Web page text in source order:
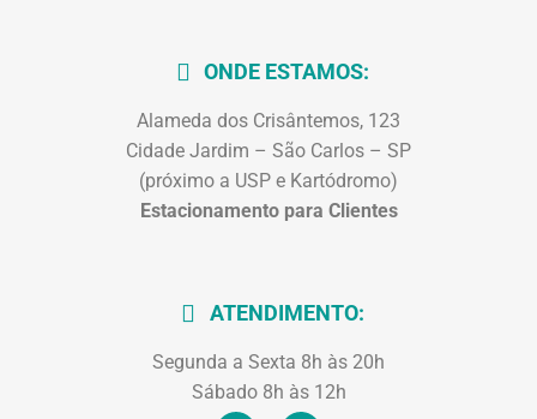
ONDE ESTAMOS:
Alameda dos Crisântemos, 123
Cidade Jardim – São Carlos – SP
(próximo a USP e Kartódromo)
Estacionamento para Clientes
ATENDIMENTO:
Segunda a Sexta 8h às 20h
Sábado 8h às 12h